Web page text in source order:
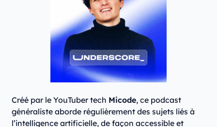
Créé par le YouTuber tech Micode, ce podcast
généraliste aborde régulièrement des sujets liés à
l’intelligence artificielle, de façon accessible et